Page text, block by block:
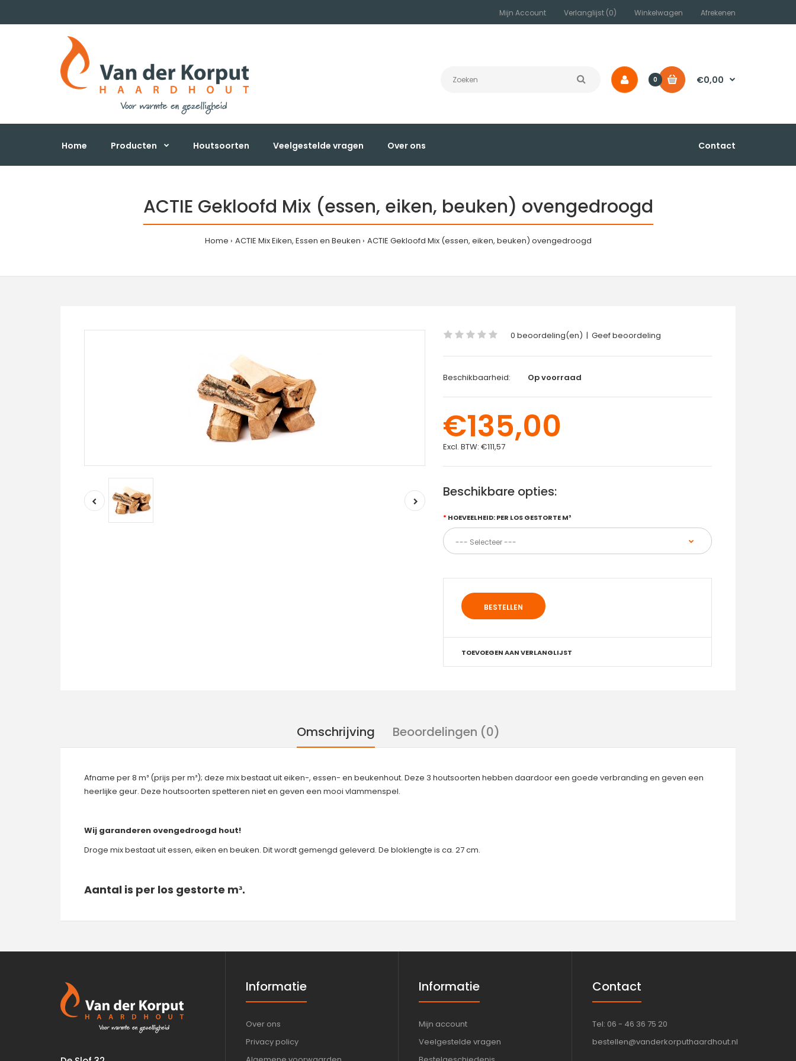
Mijn Account Verlanglijst (0) Winkelwagen Afrekenen
0 €0,00
Home Producten Houtsoorten Veelgestelde vragen Over ons Contact
ACTIE Gekloofd Mix (essen, eiken, beuken) ovengedroogd
Home ACTIE Mix Eiken, Essen en Beuken ACTIE Gekloofd Mix (essen, eiken, beuken) ovengedroogd
0 beoordeling(en) | Geef beoordeling
Beschikbaarheid: Op voorraad
€135,00
Excl. BTW: €111,57
Beschikbare opties:
HOEVEELHEID: PER LOS GESTORTE M³
TOEVOEGEN AAN VERLANGLIJST
Omschrijving Beoordelingen (0)
Afname per 8 m³ (prijs per m³); deze mix bestaat uit eiken-, essen- en beukenhout. Deze 3 houtsoorten hebben daardoor een goede verbranding en geven een
heerlijke geur. Deze houtsoorten spetteren niet en geven een mooi vlammenspel.
Wij garanderen ovengedroogd hout!
Droge mix bestaat uit essen, eiken en beuken. Dit wordt gemengd geleverd. De bloklengte is ca. 27 cm.
Aantal is per los gestorte m³.
Informatie
Over ons
Privacy policy
Informatie
Mijn account
Veelgestelde vragen
Contact
Tel: 06 - 46 36 75 20
bestellen@vanderkorputhaardhout.nl